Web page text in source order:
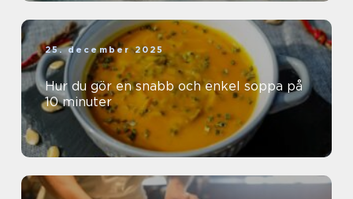
25. december 2025
Hur du gör en snabb och enkel soppa på
10 minuter